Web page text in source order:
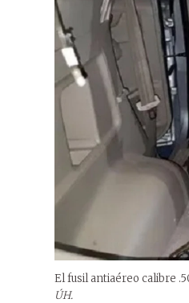
El fusil antiaéreo calibre
ÚH.